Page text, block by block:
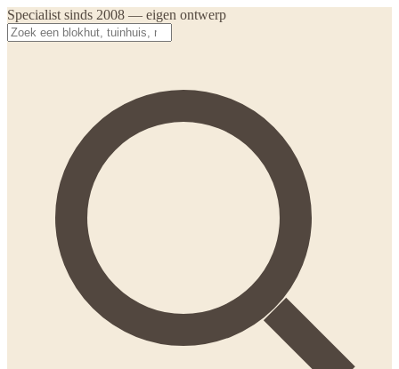
Specialist sinds 2008 — eigen ontwerp